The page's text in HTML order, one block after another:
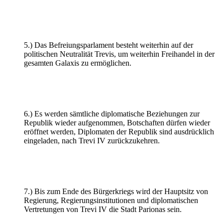
5.) Das Befreiungsparlament besteht weiterhin auf der
politischen Neutralität Trevis, um weiterhin Freihandel in der
gesamten Galaxis zu ermöglichen.
6.) Es werden sämtliche diplomatische Beziehungen zur
Republik wieder aufgenommen, Botschaften dürfen wieder
eröffnet werden, Diplomaten der Republik sind ausdrücklich
eingeladen, nach Trevi IV zurückzukehren.
7.) Bis zum Ende des Bürgerkriegs wird der Hauptsitz von
Regierung, Regierungsinstitutionen und diplomatischen
Vertretungen von Trevi IV die Stadt Parionas sein.